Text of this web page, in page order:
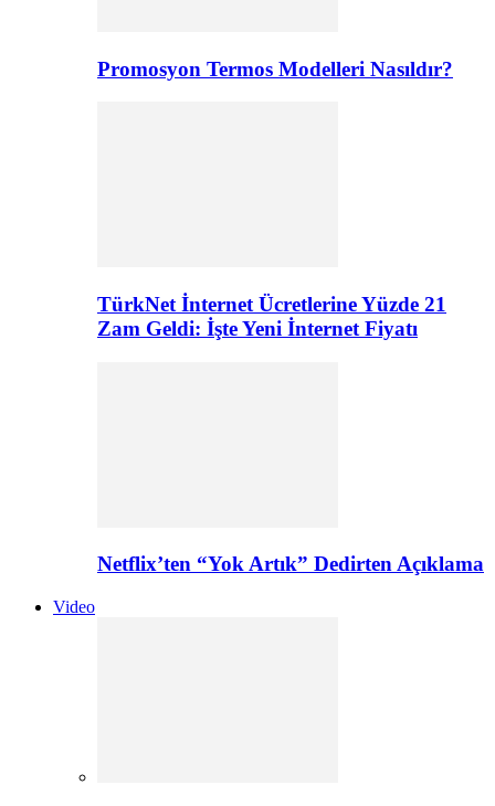
Promosyon Termos Modelleri Nasıldır?
TürkNet İnternet Ücretlerine Yüzde 21
Zam Geldi: İşte Yeni İnternet Fiyatı
Netflix’ten “Yok Artık” Dedirten Açıklama
Video